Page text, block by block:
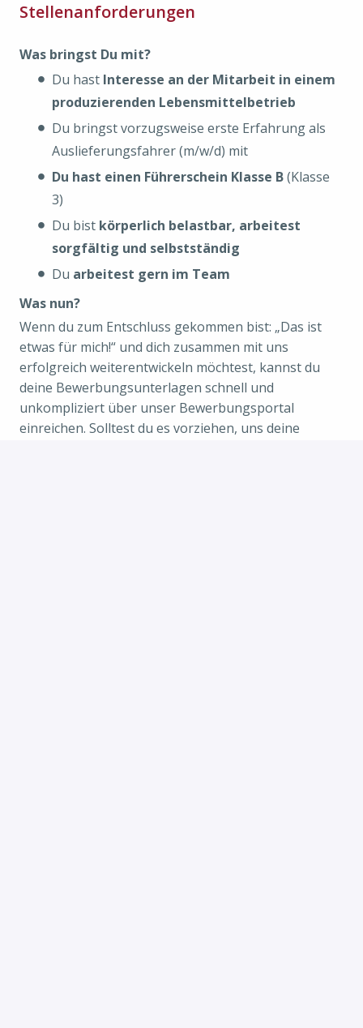
Stellenanforderungen
Was bringst Du mit?
Du hast Interesse an der Mitarbeit in einem
produzierenden Lebensmittelbetrieb
Du bringst vorzugsweise erste Erfahrung als
Auslieferungsfahrer (m/w/d) mit
Du hast einen Führerschein Klasse B(Klasse
3)
Du bist körperlich belastbar, arbeitest
sorgfältig und selbstständig
Du arbeitest gern im Team
Was nun?
Wenn du zum Entschluss gekommen bist: „Das ist
etwas für mich!“ und dich zusammen mit uns
erfolgreich weiterentwickeln möchtest, kannst du
deine Bewerbungsunterlagen schnell und
unkompliziert über unser Bewerbungsportal
einreichen. Solltest du es vorziehen, uns deine